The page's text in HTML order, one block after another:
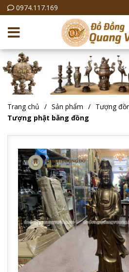
0974.117.169
Trang chủ Sản phẩm
Tượng
Tượng phật bằng đồng